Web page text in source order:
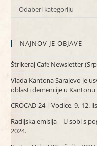
Odaberi kategoriju
NAJNOVIJE OBJAVE
Štrikeraj Cafe Newsletter
Vlada Kantona Sarajevo je
oblasti demencije u Kantonu
CROCAD-24 | Vodice, 9.-12.
Radijska emisija – U sobi s
2024.